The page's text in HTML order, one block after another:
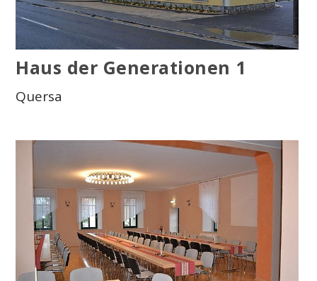
Haus der Generationen 1
Quersa